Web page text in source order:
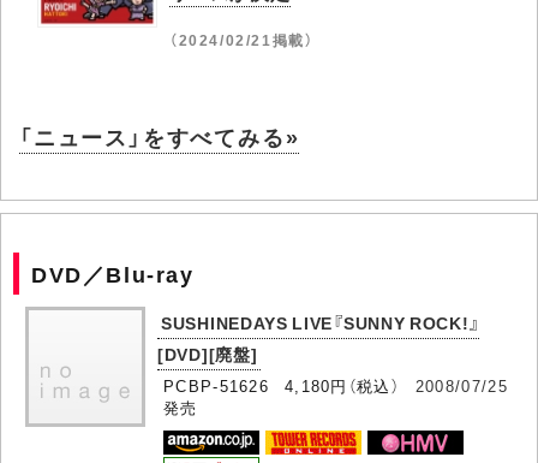
（2024/02/21掲載）
「ニュース」をすべてみる»
DVD／Blu-ray
SUSHINEDAYS LIVE『SUNNY ROCK!』
[DVD][廃盤]
PCBP-51626 4,180円（税込） 2008/07/25
発売